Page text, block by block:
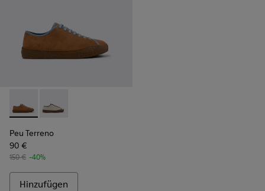
Peu Terreno - K101059-007 - Braune und blaue Wildleder-
Peu Terreno - K101059-006
Peu Terreno
90 €
150 € -40%
Hinzufügen